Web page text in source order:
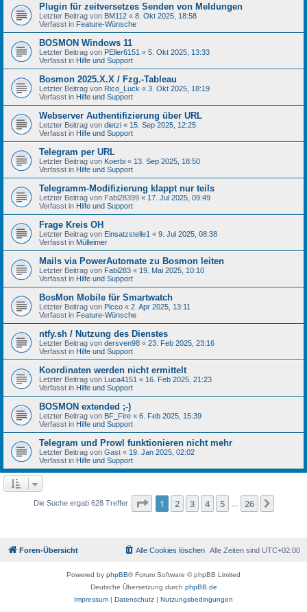
Plugin für zeitversetzes Senden von Meldungen
Letzter Beitrag von BM112 « 8. Okt 2025, 18:58
Verfasst in Feature-Wünsche
BOSMON Windows 11
Letzter Beitrag von PEller6151 « 5. Okt 2025, 13:33
Verfasst in Hilfe und Support
Bosmon 2025.X.X / Fzg.-Tableau
Letzter Beitrag von Rico_Luck « 3. Okt 2025, 18:19
Verfasst in Hilfe und Support
Webserver Authentifizierung über URL
Letzter Beitrag von dietzi « 15. Sep 2025, 12:25
Verfasst in Hilfe und Support
Telegram per URL
Letzter Beitrag von Koerbi « 13. Sep 2025, 18:50
Verfasst in Hilfe und Support
Telegramm-Modifizierung klappt nur teils
Letzter Beitrag von Fabi28399 « 17. Jul 2025, 09:49
Verfasst in Hilfe und Support
Frage Kreis OH
Letzter Beitrag von Einsatzstelle1 « 9. Jul 2025, 08:38
Verfasst in Mülleimer
Mails via PowerAutomate zu Bosmon leiten
Letzter Beitrag von Fabi283 « 19. Mai 2025, 10:10
Verfasst in Hilfe und Support
BosMon Mobile für Smartwatch
Letzter Beitrag von Picco « 2. Apr 2025, 13:11
Verfasst in Feature-Wünsche
ntfy.sh / Nutzung des Dienstes
Letzter Beitrag von dersven98 « 23. Feb 2025, 23:16
Verfasst in Hilfe und Support
Koordinaten werden nicht ermittelt
Letzter Beitrag von Luca4151 « 16. Feb 2025, 21:23
Verfasst in Hilfe und Support
BOSMON extended ;-)
Letzter Beitrag von BF_Fire « 6. Feb 2025, 15:39
Verfasst in Hilfe und Support
Telegram und Prowl funktionieren nicht mehr
Letzter Beitrag von Gast « 19. Jan 2025, 02:02
Verfasst in Hilfe und Support
Die Suche ergab 628 Treffer Seite 1von 26
1 2 3 4 5 26
Foren-Übersicht Alle Zeiten sind UTC+02:00
Alle Cookies löschen
Powered by phpBB® Forum Software © phpBB Limited
Deutsche Übersetzung durch phpBB.de
Impressum | Datenschutz | Nutzungsbedingungen